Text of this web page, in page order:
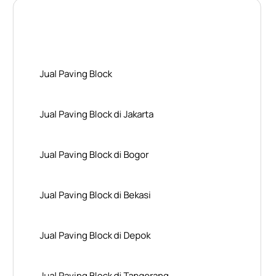
Jual Paving Block
Jual Paving Block di Jakarta
Jual Paving Block di Bogor
Jual Paving Block di Bekasi
Jual Paving Block di Depok